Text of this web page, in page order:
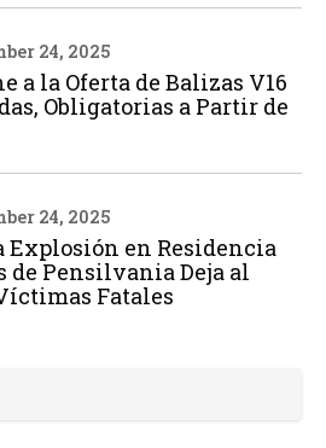
24, 2025
a la Oferta de Balizas V16
Obligatorias a Partir de
24, 2025
Explosión en Residencia
de Pensilvania Deja al
Fatales